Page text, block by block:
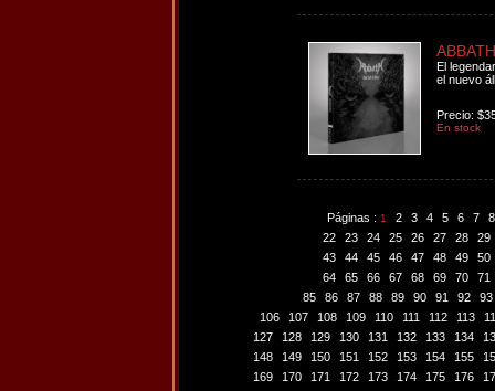
El
el nuevo
Precio:
En stock
Páginas : 1 2 3 4 5 6 7
8
22
23 24 25 26 27 28
29
43
44 45 46 47 48 49
50
64
65 66 67 68 69 70
71
85
86 87 88 89 90 91 92
93
106
107 108 109 110 111 112 113
127
128 129 130 131 132 133 134
148
149 150 151 152 153 154 155
169
170 171 172 173 174 175 176